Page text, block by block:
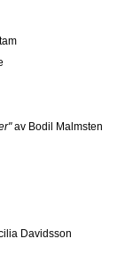
av Bodil Malmsten
Davidsson